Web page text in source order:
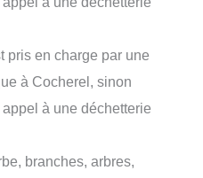
pris en charge par une
à Cocherel, sinon
à une déchetterie
branches, arbres,